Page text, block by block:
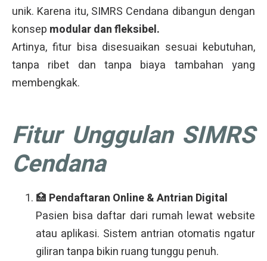
unik. Karena itu, SIMRS Cendana dibangun dengan
konsep modular dan fleksibel.
Artinya, fitur bisa disesuaikan sesuai kebutuhan,
tanpa ribet dan tanpa biaya tambahan yang
membengkak.
Fitur Unggulan SIMRS
Cendana
🏥 Pendaftaran Online & Antrian Digital
Pasien bisa daftar dari rumah lewat website
atau aplikasi. Sistem antrian otomatis ngatur
giliran tanpa bikin ruang tunggu penuh.